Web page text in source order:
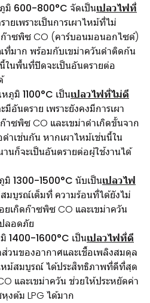
มิ 600-800°C จัดเป็นเปลวไฟที่
ยเพราะเป็นการเผาไหม้ที่ไม่
าซพิซ CO (คาร์บอนมอนอกไซด์)
มาก พร้อมกับเขม่าควันดำติดก้น
ในพื้นที่ปิดจะเป็นอันตรายต่อ
ภูมิ 1100°C เป็นเปลวไฟที่ไม่ดี
อันตราย เพราะยังคงมีการเผา
ซพิซ CO และเขม่าดำเกิดขั้นจาก
ำเช่นกัน หากเผาไหม้เช่นนี้ใน
านก็จะเป็นอันตรายต่อผู้ใช้งานได้
มิ 1300-1500°C นับเป็นเปลวไฟ
มบูรณ์เต็มที่ ความร้อนที่ได้ยังไม่
ยเกิดก๊าซพิซ CO และเขม่าควัน
ลอดภัย
1400-1600°C เป็นเปลวไฟที่ดี
วนของอากาศและเชื้อเพลิงสมดุล
หม้สมบูรณ์ ได้ประสิทธิภาพที่ดีที่สุด
และเขม่าควัน ช่วยให้ประหยัดค่า
งต้ม LPG ได้มาก